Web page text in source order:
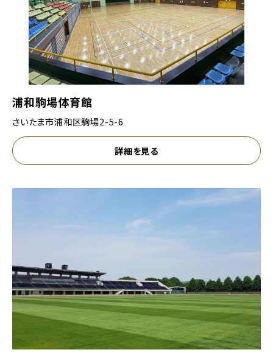
浦和駒場体育館
さいたま市浦和区駒場2-5-6
詳細を見る